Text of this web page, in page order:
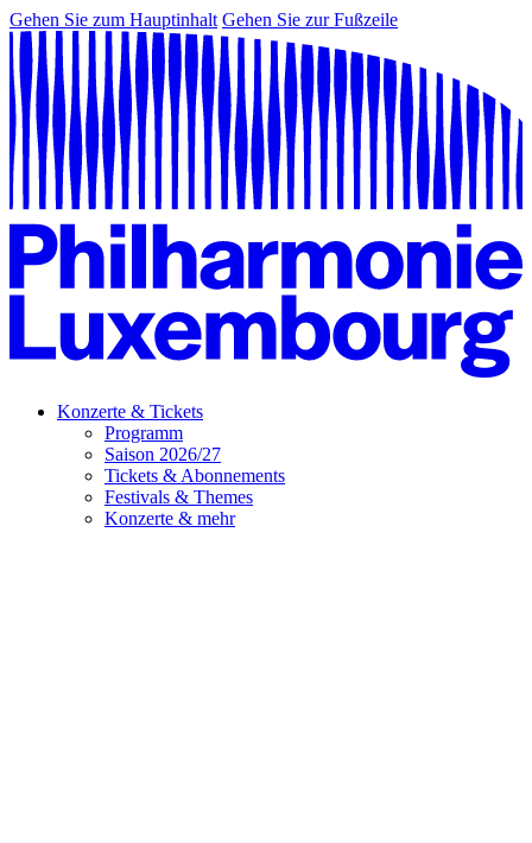
Gehen Sie zum Hauptinhalt Gehen Sie zur Fußzeile
Konzerte & Tickets
Programm
Saison 2026/27
Tickets & Abonnements
Festivals & Themes
Konzerte & mehr